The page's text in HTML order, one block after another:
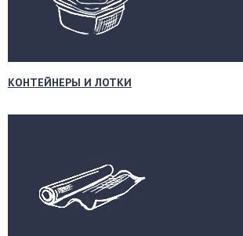
КОНТЕЙНЕРЫ И ЛОТКИ